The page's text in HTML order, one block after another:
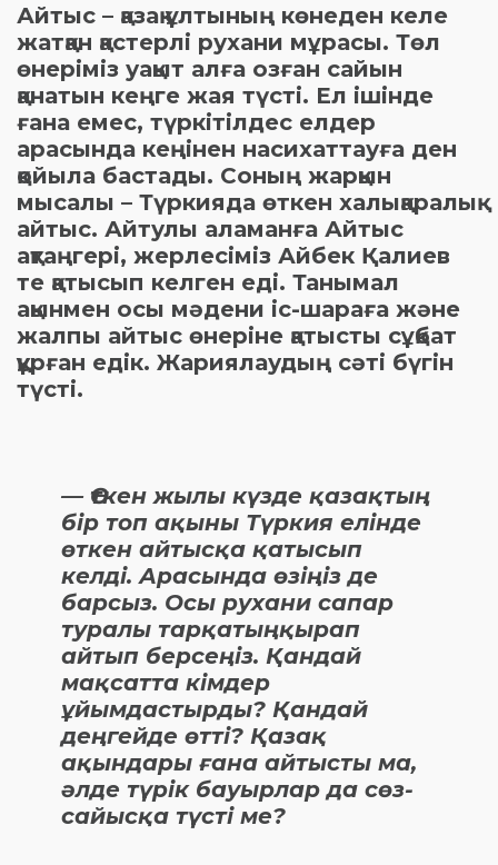
Айтыс – қазақ ұлтының көнеден келе
жатқан қастерлі рухани мұрасы. Төл
өнеріміз уақыт алға озған сайын
қанатын кеңге жая түсті. Ел ішінде
ғана емес, түркітілдес елдер
арасында кеңінен насихаттауға ден
қойыла бастады. Соның жарқын
мысалы – Түркияда өткен халықаралық
айтыс. Айтулы аламанға Айтыс
ақтаңгері, жерлесіміз Айбек Қалиев
те қатысып келген еді. Танымал
ақынмен осы мәдени іс-шараға және
жалпы айтыс өнеріне қатысты сұқбат
құрған едік. Жариялаудың сәті бүгін
түсті.
— Өткен жылы күзде қазақтың
бір топ ақыны Түркия елінде
өткен айтысқа қатысып
келді. Арасында өзіңіз де
барсыз. Осы рухани сапар
туралы тарқатыңқырап
айтып берсеңіз. Қандай
мақсатта кімдер
ұйымдастырды? Қандай
деңгейде өтті? Қазақ
ақындары ғана айтысты ма,
әлде түрік бауырлар да сөз-
сайысқа түсті ме?